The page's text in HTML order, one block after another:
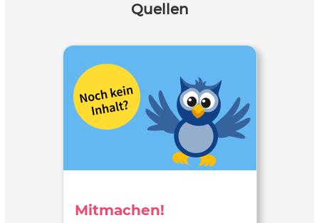
Quellen
Mitmachen!